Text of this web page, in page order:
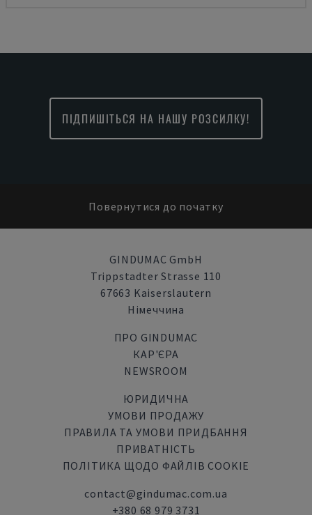
ПІДПИШІТЬСЯ НА НАШУ РОЗСИЛКУ!
Повернутися до початку
GINDUMAC GmbH
Trippstadter Strasse 110
67663 Kaiserslautern
Німеччина
ПРО GINDUMAC
КАР'ЄРА
NEWSROOM
ЮРИДИЧНА
УМОВИ ПРОДАЖУ
ПРАВИЛА ТА УМОВИ ПРИДБАННЯ
ПРИВАТНІСТЬ
ПОЛІТИКА ЩОДО ФАЙЛІВ COOKIE
contact@gindumac.com.ua
+380 68 979 3731